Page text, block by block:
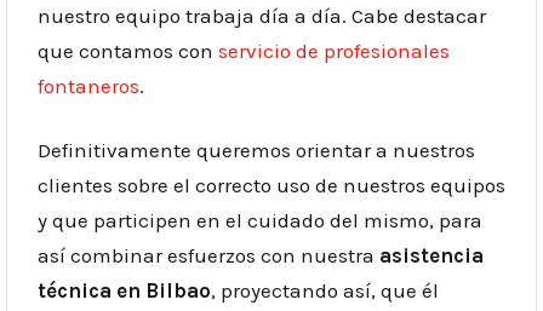
nuestro equipo trabaja día a día. Cabe destacar
que contamos con servicio de profesionales
fontaneros.
Definitivamente queremos orientar a nuestros
clientes sobre el correcto uso de nuestros equipos
y que participen en el cuidado del mismo, para
así combinar esfuerzos con nuestra asistencia
técnica en Bilbao, proyectando así, que él